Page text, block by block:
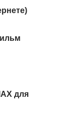
для